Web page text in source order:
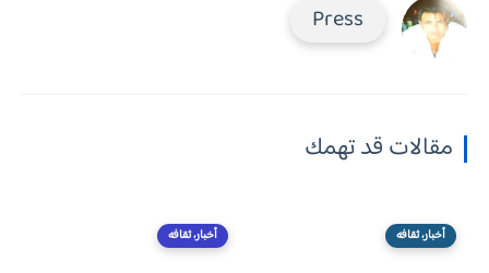
Press
مقالات قد تهمك
أخبار، ثقافه أخبار، ثقافه